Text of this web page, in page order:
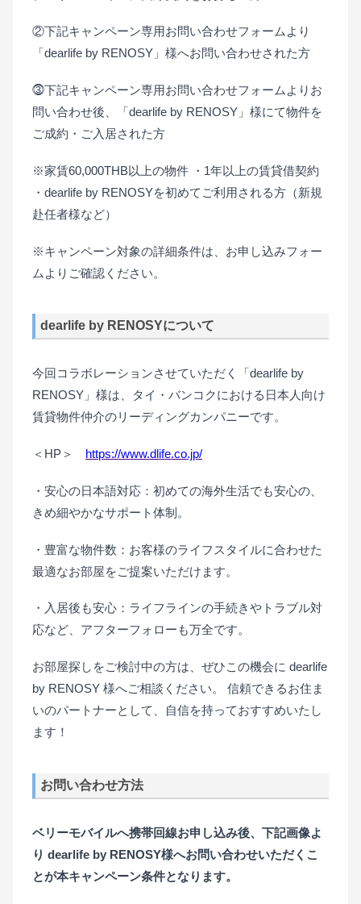
②下記キャンペーン専用お問い合わせフォームより
「dearlife by RENOSY」様へお問い合わせされた方
⓷下記キャンペーン専用お問い合わせフォームよりお
問い合わせ後、「dearlife by RENOSY」様にて物件を
ご成約・ご入居された方
※家賃60,000THB以上の物件 ・1年以上の賃貸借契約
・dearlife by RENOSYを初めてご利用される方（新規
赴任者様など）
※キャンペーン対象の詳細条件は、 お申し込みフォー
ムよりご確認ください。
dearlife by RENOSYについて
今回コラボレーションさせていただく「dearlife by
RENOSY」様は、タイ・バンコクにおける日本人向け
賃貸物件仲介のリーディングカンパニーです。
＜HP＞ https://www.dlife.co.jp/
・安心の日本語対応：初めての海外生活でも安心の、
きめ細やかなサポート体制。
・豊富な物件数：お客様のライフスタイルに合わせた
最適なお部屋をご提案いただけます。
・入居後も安心：ライフラインの手続きやトラブル対
応など、アフターフォローも万全です。
お部屋探しをご検討中の方は、ぜひこの機会に dearlife
by RENOSY 様へご相談ください。 信頼できるお住ま
いのパートナーとして、自信を持っておすすめいたし
ます！
お問い合わせ方法
ベリーモバイルへ携帯回線お申し込み後、下記画像よ
り dearlife by RENOSY様へお問い合わせいただくこ
とが本キャンペーン条件となります。